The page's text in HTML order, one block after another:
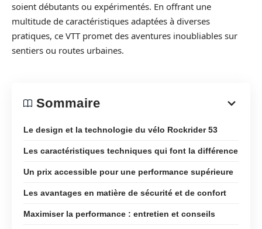
soient débutants ou expérimentés. En offrant une
multitude de caractéristiques adaptées à diverses
pratiques, ce VTT promet des aventures inoubliables sur
sentiers ou routes urbaines.
Sommaire
Le design et la technologie du vélo Rockrider 53
Les caractéristiques techniques qui font la différence
Un prix accessible pour une performance supérieure
Les avantages en matière de sécurité et de confort
Maximiser la performance : entretien et conseils